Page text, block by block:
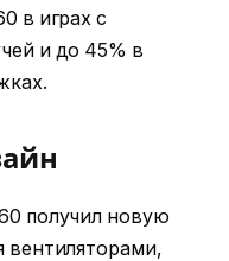
в играх с
и до 45% в
получил новую
вентиляторами,